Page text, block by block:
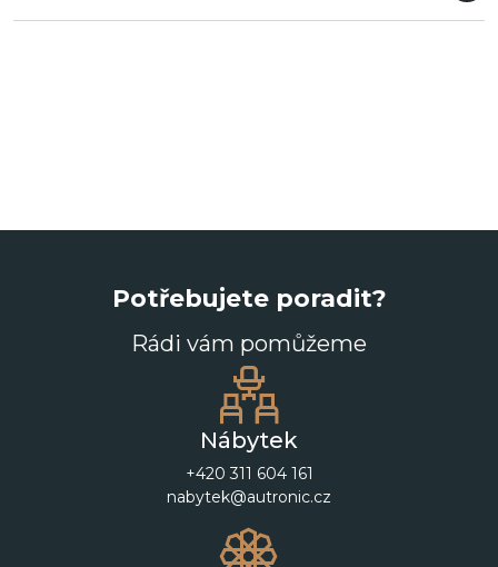
Potřebujete poradit?
Rádi vám pomůžeme
Nábytek
+420 311 604 161
nabytek@autronic.cz